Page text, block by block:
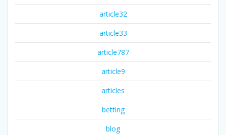
article32
article33
article787
article9
articles
betting
blog